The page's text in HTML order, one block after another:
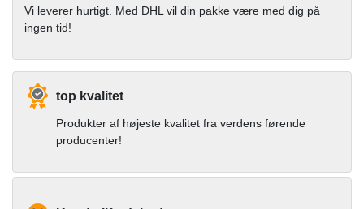
Vi leverer hurtigt. Med DHL vil din pakke være med dig på
ingen tid!
top kvalitet
Produkter af højeste kvalitet fra verdens førende
producenter!